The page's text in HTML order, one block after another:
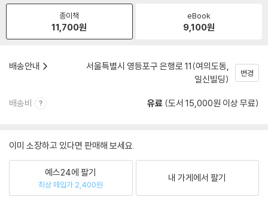
종이책
11,700원
eBook
9,100원
배송안내
서울특별시 영등포구 은행로 11(여의도동,
일신빌딩)
변경
배송비 유료 (도서 15,000원 이상 무료)
이미 소장하고 있다면 판매해 보세요.
예스24에 팔기
최상 매입가 2,400원
내 가게에서 팔기